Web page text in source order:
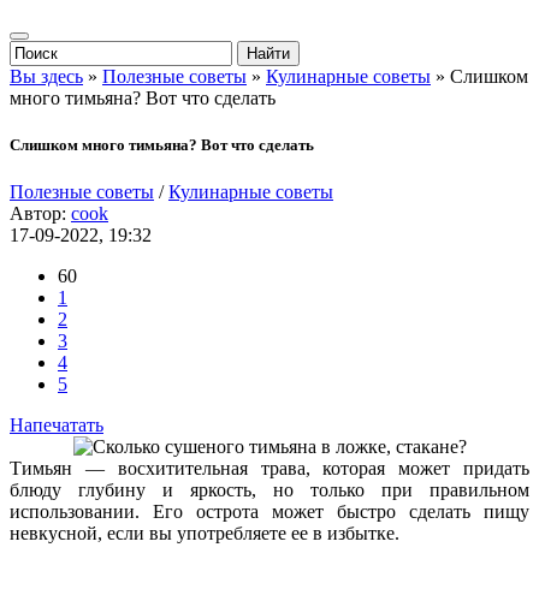
Вы здесь » Полезные советы » Кулинарные советы » Слишком
много тимьяна? Вот что сделать
Слишком много тимьяна? Вот что сделать
Полезные советы /Кулинарные советы
Автор: cook
17-09-2022, 19:32
60
1
2
3
4
5
Напечатать
Тимьян — восхитительная трава, которая может придать
блюду глубину и яркость, но только при правильном
использовании. Его острота может быстро сделать пищу
невкусной, если вы употребляете ее в избытке.